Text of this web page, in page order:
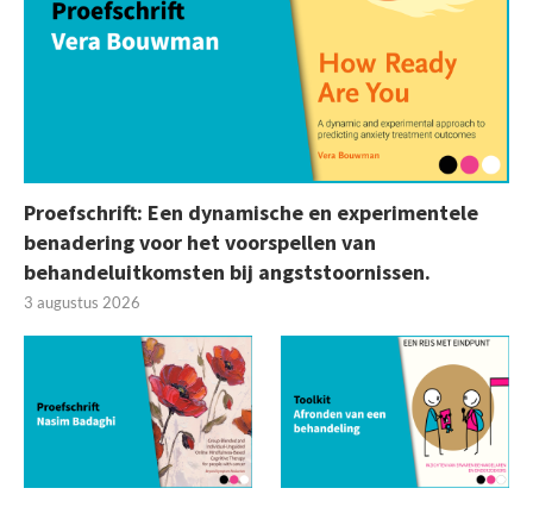
Proefschrift: Een dynamische en experimentele
benadering voor het voorspellen van
behandeluitkomsten bij angststoornissen.
3 augustus 2026